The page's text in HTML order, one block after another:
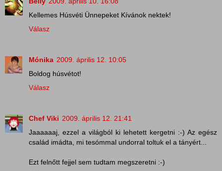
Kellemes Húsvéti Ünnepeket Kívánok nektek!
Válasz
Mónika 2009. április 12. 10:05
Boldog húsvétot!
Válasz
Chef Viki 2009. április 12. 21:41
Jaaaaaaj, ezzel a világból ki lehetett kergetni :-) Az egész
család imádta, mi tesómmal undorral toltuk el a tányért...
Ezt felnőtt fejjel sem tudtam megszeretni :-)